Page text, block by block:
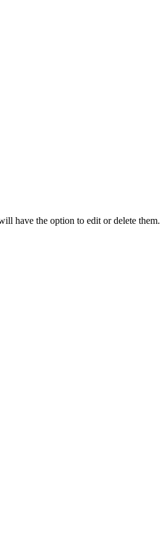
have the option to edit or delete them.